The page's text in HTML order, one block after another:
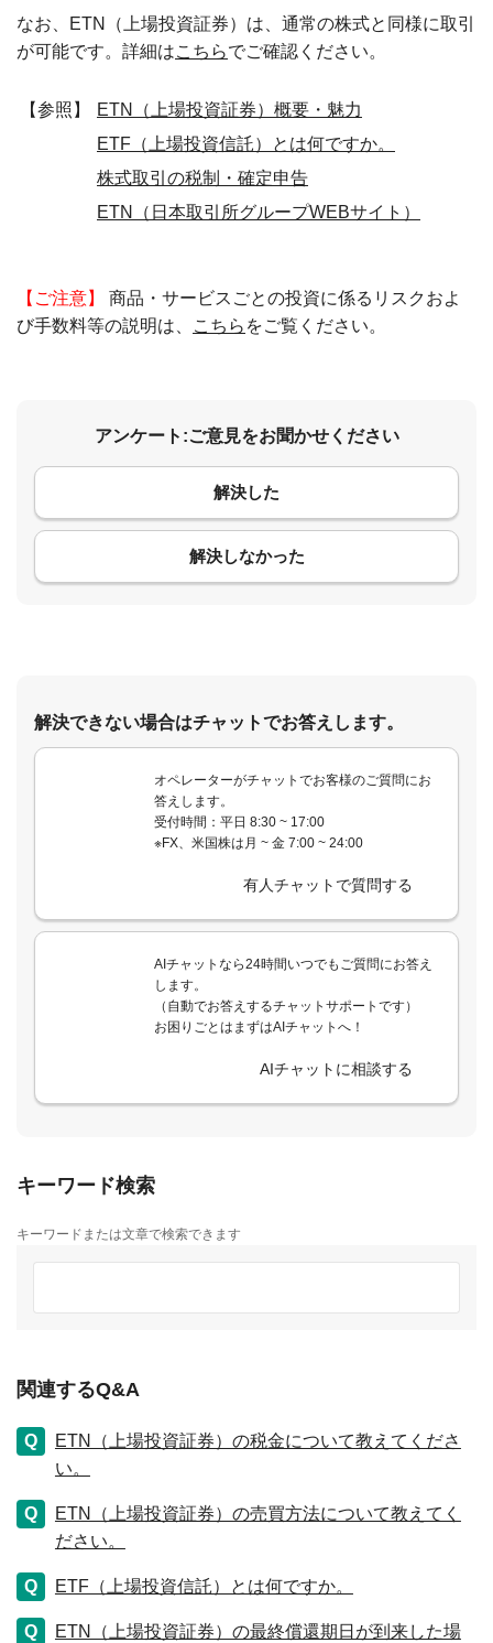
なお、ETN（上場投資証券）は、通常の株式と同様に取引
が可能です。詳細はこちらでご確認ください。
【参照】
ETN（上場投資証券）概要・魅力
ETF（上場投資信託）とは何ですか。
株式取引の税制・確定申告
ETN（日本取引所グループWEBサイト）
【ご注意】 商品・サービスごとの投資に係るリスクおよ
び手数料等の説明は、
こちら をご覧ください。
アンケート:ご意見をお聞かせください
解決した
解決しなかった
コメント
解決できない場合はチャットでお答えします。
オペレーターがチャットでお客様のご質問にお
答えします。
受付時間：平日 8:30 ~ 17:00
※FX、米国株は月 ~ 金 7:00 ~ 24:00
有人チャットで質問する
AIチャットなら24時間いつでもご質問にお答え
します。
（自動でお答えするチャットサポートです）
お困りごとはまずはAIチャットへ！
AIチャットに相談する
キーワード検索
キーワードまたは文章で検索できます
関連するQ&A
ETN（上場投資証券）の税金について教えてくださ
い。
ETN（上場投資証券）の売買方法について教えてく
ださい。
ETF（上場投資信託）とは何ですか。
ETN（上場投資証券）の最終償還期日が到来した場